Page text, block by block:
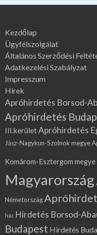
Kezdőlap
Ügyfélszolgálat
Általános Szerződési
Adatkezelési Szabályzat
Impresszum
Hírek
Apróhirdetés Borsod-
Apróhirdetés
III.kerületApróhirdetés
Jász-Nagykun-Szolnok megye
Komárom-Esztergom megye
Magyarország
Németország
ház Hirdetés Borsod-
Budapest Hirdetés